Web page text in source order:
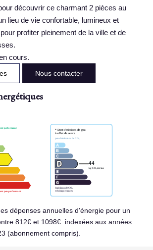
découvrir ce charmant 2 pièces au
lieu de vie confortable, lumineux et
profiter pleinement de la ville et de
cours.
Nous contacter
dépenses annuelles d'énergie pour un
812€ et 1098€. indexées aux années
(abonnement compris).